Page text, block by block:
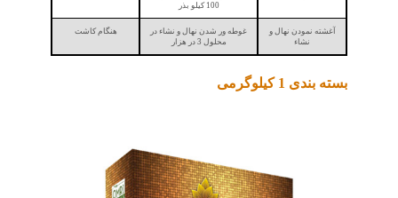
100 کیلو بذر
آغشته نمودن نهال و
نشاء
غوطه ور شدن نهال و نشاء در
محلول 3 در هزار
هنگام کاشت
بسته بندی 1 کیلوگرمی